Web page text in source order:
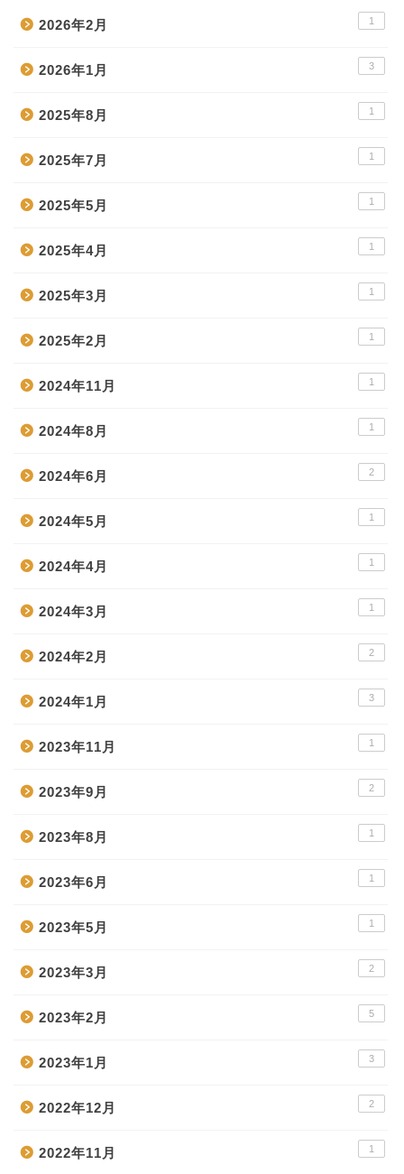
2026年2月 1
2026年1月 3
2025年8月 1
2025年7月 1
2025年5月 1
2025年4月 1
2025年3月 1
2025年2月 1
2024年11月 1
2024年8月 1
2024年6月 2
2024年5月 1
2024年4月 1
2024年3月 1
2024年2月 2
2024年1月 3
2023年11月 1
2023年9月 2
2023年8月 1
2023年6月 1
2023年5月 1
2023年3月 2
2023年2月 5
2023年1月 3
2022年12月 2
2022年11月 1